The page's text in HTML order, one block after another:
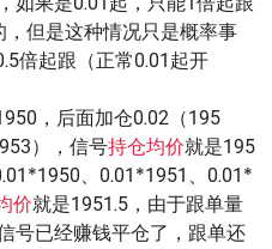
，但是这种情况只是概率事
倍起跟（正常0.01起开
，后面加仓0.02（195
），信号持仓均价就是195
、0.01*1951、0.01*
价就是1951.5，由于跟单量
号已经赚钱平仓了，跟单还